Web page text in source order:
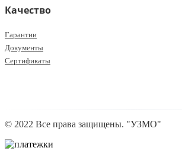
Качество
Гарантии
Документы
Сертификаты
© 2022 Все права защищены. "УЗМО"